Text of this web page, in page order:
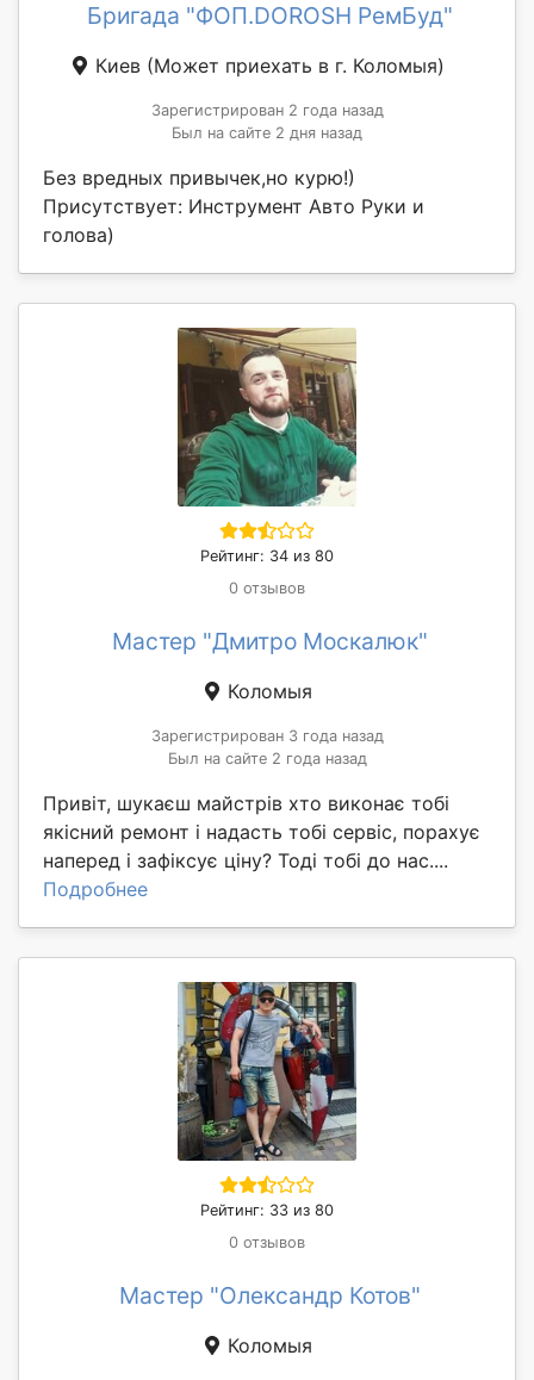
Бригада "ФОП.DOROSH РемБуд"
Киев (Может приехать в г. Коломыя)
Зарегистрирован 2 года назад
Был на сайте 2 дня назад
Без вредных привычек,но курю!)
Присутствует: Инструмент Авто Руки и
голова)
Рейтинг: 34 из 80
0 отзывов
Мастер "Дмитро Москалюк"
Коломыя
Зарегистрирован 3 года назад
Был на сайте 2 года назад
Привіт, шукаєш майстрів хто виконає тобі
якісний ремонт і надасть тобі сервіс, порахує
наперед і зафіксує ціну? Тоді тобі до нас....
Подробнее
Рейтинг: 33 из 80
0 отзывов
Мастер "Олександр Котов"
Коломыя